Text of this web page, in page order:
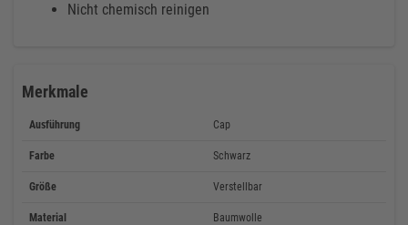
Nicht chemisch reinigen
Merkmale
Ausführung Cap
Farbe Schwarz
Größe Verstellbar
Material Baumwolle